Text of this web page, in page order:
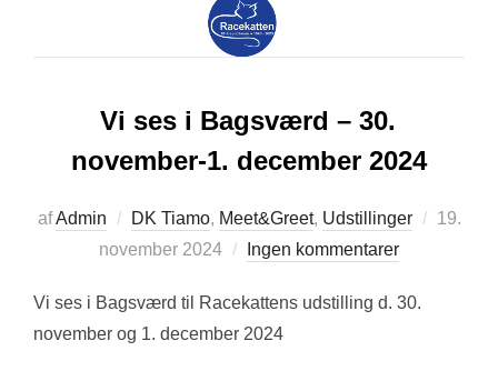
Vi ses i Bagsværd – 30.
november-1. december 2024
afAdmin DK Tiamo, Meet&Greet, Udstillinger
Udgivet
19.
november 2024
Ingen kommentarer
Vi ses i Bagsværd til Racekattens udstilling d. 30.
november og 1. december 2024